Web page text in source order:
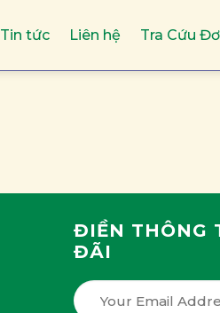
Tin tức Liên hệ Tra Cứu
ĐIỀN THÔNG
ĐÃI